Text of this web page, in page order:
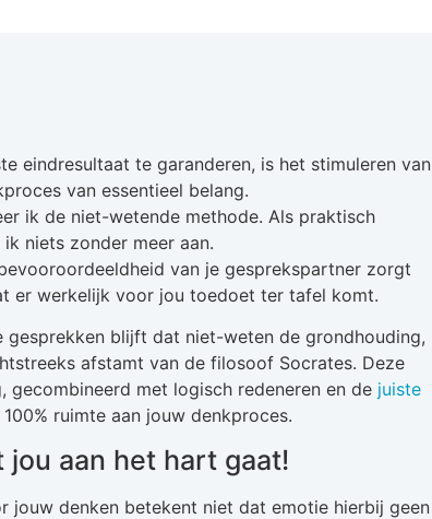
eindresultaat te garanderen, is het stimuleren van
van essentieel belang.
ik de niet-wetende methode. Als praktisch
niets zonder meer aan.
van je gesprekspartner zorgt
er werkelijk voor jou toedoet ter tafel komt.
gesprekken blijft dat niet-weten de grondhouding,
afstamt van de filosoof Socrates. Deze
gecombineerd met logisch redeneren en de juiste
ruimte aan jouw denkproces.
jou aan het hart gaat!
jouw denken betekent niet dat emotie hierbij geen